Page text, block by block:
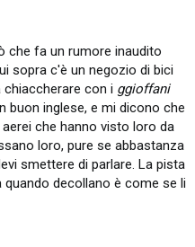
che fa un rumore inaudito
sopra c'è un negozio di bici
con i ggioffani
buon inglese, e mi dicono che
che hanno visto loro da
loro, pure se abbastanza
smettere di parlare. La pista
quando decollano è come se li